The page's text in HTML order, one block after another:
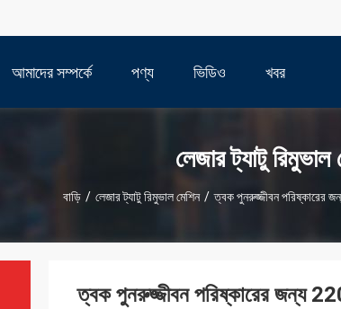
আমাদের সম্পর্কে পণ্য ভিডিও খবর
লেজার ট্যাটু
বাড়ি / লেজার ট্যাটু রিমুভাল মেশিন / ত্বক পুনরুজ্জীবন পরিষ্কারের
ত্বক পুনরুজ্জীবন পরিষ্কারের জন্য